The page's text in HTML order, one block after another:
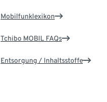
Mobilfunklexikon
Tchibo MOBIL FAQs
Entsorgung / Inhaltsstoffe